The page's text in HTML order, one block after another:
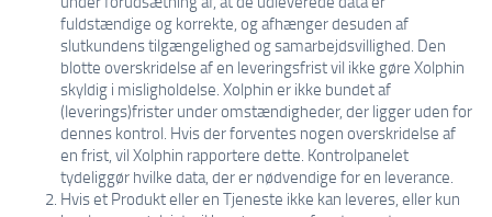
fuldstændige og korrekte, og afhænger desuden af
slutkundens tilgængelighed og samarbejdsvillighed. Den
blotte overskridelse af en leveringsfrist vil ikke gøre Xolphin
skyldig i misligholdelse. Xolphin er ikke bundet af
(leverings)frister under omstændigheder, der ligger uden for
dennes kontrol. Hvis der forventes nogen overskridelse af
en frist, vil Xolphin rapportere dette. Kontrolpanelet
tydeliggør hvilke data, der er nødvendige for en leverance.
Hvis et Produkt eller en Tjeneste ikke kan leveres, eller kun